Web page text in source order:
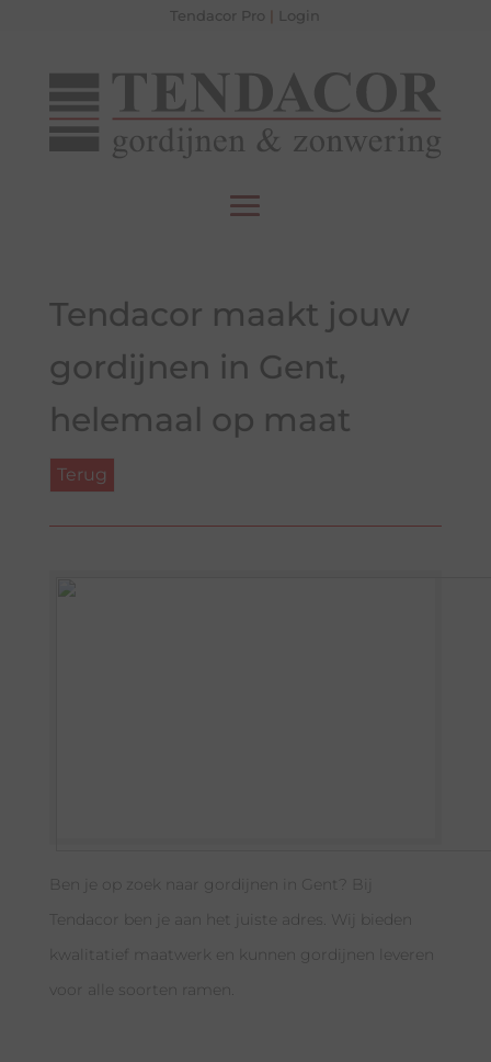
Tendacor Pro | Login
Tendacor maakt jouw
gordijnen in Gent,
helemaal op maat
Ben je op zoek naar gordijnen in Gent? Bij
Tendacor ben je aan het juiste adres. Wij bieden
kwalitatief maatwerk en kunnen gordijnen leveren
voor alle soorten ramen.